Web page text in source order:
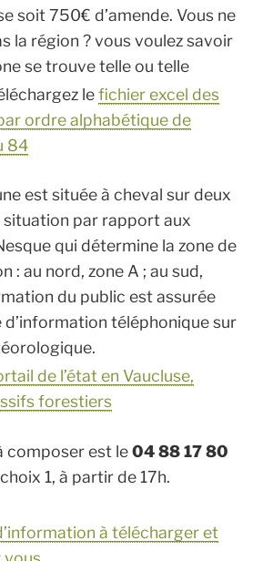
soit 750€ d’amende. Vous ne
la région ? vous voulez savoir
se trouve telle ou telle
lefichier excel des
ordre alphabétique de
84
est située à cheval sur deux
situation par rapport aux
qui détermine la zone de
: au nord, zone A ; au sud,
du public est assurée
d’information téléphonique sur
de l’état en Vaucluse,
forestiers
composer est le04 88 17 80
1, à partir de 17h.
à télécharger et